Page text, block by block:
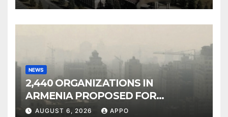
NEWS
2,440 ORGANIZATIONS IN
ARMENIA PROPOSED FOR
INCLUSION IN LIST OF AIR
AUGUST 6, 2026 APPO